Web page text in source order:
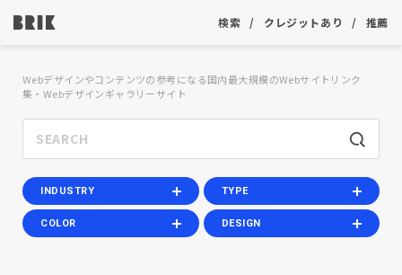
検索 クレジットあり 推薦
Webデザインやコンテンツの参考になる国内最大規模のWebサイトリンク
集・Webデザインギャラリーサイト
INDUSTRY TYPE
COLOR DESIGN